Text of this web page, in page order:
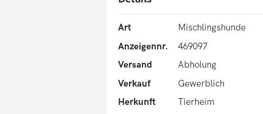
Art
Mischlingshunde
Anzeigennr.
469097
Versand
Abholung
Verkauf
Gewerblich
Herkunft
Tierheim